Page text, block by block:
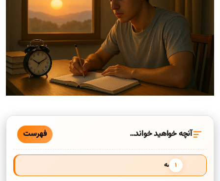
آنچه خواهید خواند… فهرست
مقدمه